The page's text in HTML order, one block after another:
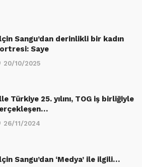
Sangu’dan derinlikli bir kadın
Saye
20/10/2025
Türkiye 25. yılını, TOG iş birliğiyle
26/11/2024
Sangu’dan ‘Medya’ ile ilgili…